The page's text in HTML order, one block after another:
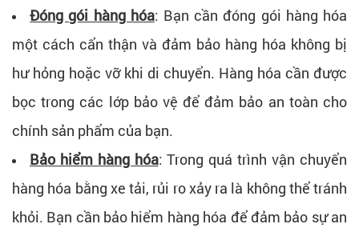
Đóng gói hàng hóa: Bạn cần đóng gói hàng hóa
một cách cẩn thận và đảm bảo hàng hóa không bị
hư hỏng hoặc vỡ khi di chuyển. Hàng hóa cần được
bọc trong các lớp bảo vệ để đảm bảo an toàn cho
chính sản phẩm của bạn.
Bảo hiểm hàng hóa: Trong quá trình vận chuyển
hàng hóa bằng xe tải, rủi ro xảy ra là không thể tránh
khỏi. Bạn cần bảo hiểm hàng hóa để đảm bảo sự an